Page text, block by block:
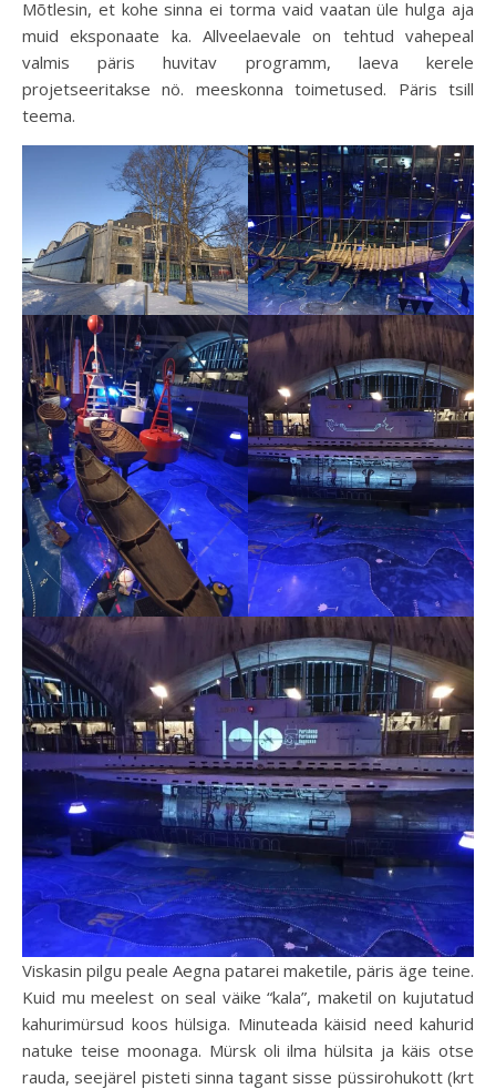
Mõtlesin, et kohe sinna ei torma vaid vaatan üle hulga aja
muid eksponaate ka. Allveelaevale on tehtud vahepeal
valmis päris huvitav programm, laeva kerele
projetseeritakse nö. meeskonna toimetused. Päris tsill
teema.
Viskasin pilgu peale Aegna patarei maketile, päris äge teine.
Kuid mu meelest on seal väike “kala”, maketil on kujutatud
kahurimürsud koos hülsiga. Minuteada käisid need kahurid
natuke teise moonaga. Mürsk oli ilma hülsita ja käis otse
rauda, seejärel pisteti sinna tagant sisse püssirohukott (krt